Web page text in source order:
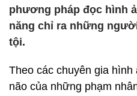
phương pháp đọc hình
năng chỉ ra những
tội.
Theo các chuyên gia
não của những phạm